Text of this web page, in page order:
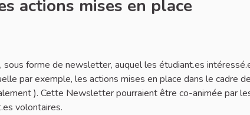
actions mises en place
forme de newsletter, auquel les étudiant.es
par exemple, les actions mises en place dans le cadre
). Cette Newsletter pourraient être co-animée par
volontaires.